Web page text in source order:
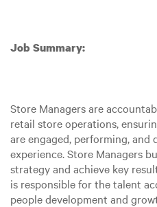
Job Summary:
Store Managers are
retail store operations,
are engaged, performing,
experience. Store Managers
strategy and achieve key
is responsible for the talent
people development and